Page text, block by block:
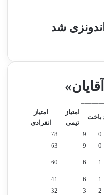
ب
ن
د
شد
باخت
امتیاز
تیمی
امتیاز
انفرادی
0
9
78
0
9
63
1
6
60
1
6
41
2
3
32